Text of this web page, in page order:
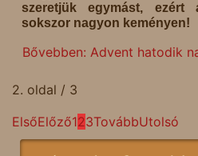
szeretjük egymást, ezért
sokszor nagyon keményen!
Bővebben: Advent hatodik
2. oldal / 3
ElsőElőző123TovábbUtolsó